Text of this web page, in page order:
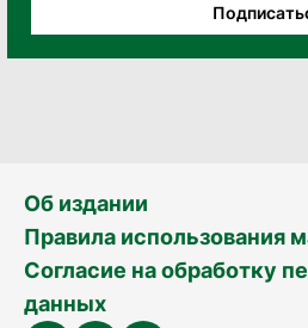
Об издании
Правила использования
Согласие на обработку
данных